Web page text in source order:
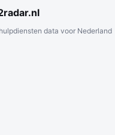
radar.nl
data voor Nederland